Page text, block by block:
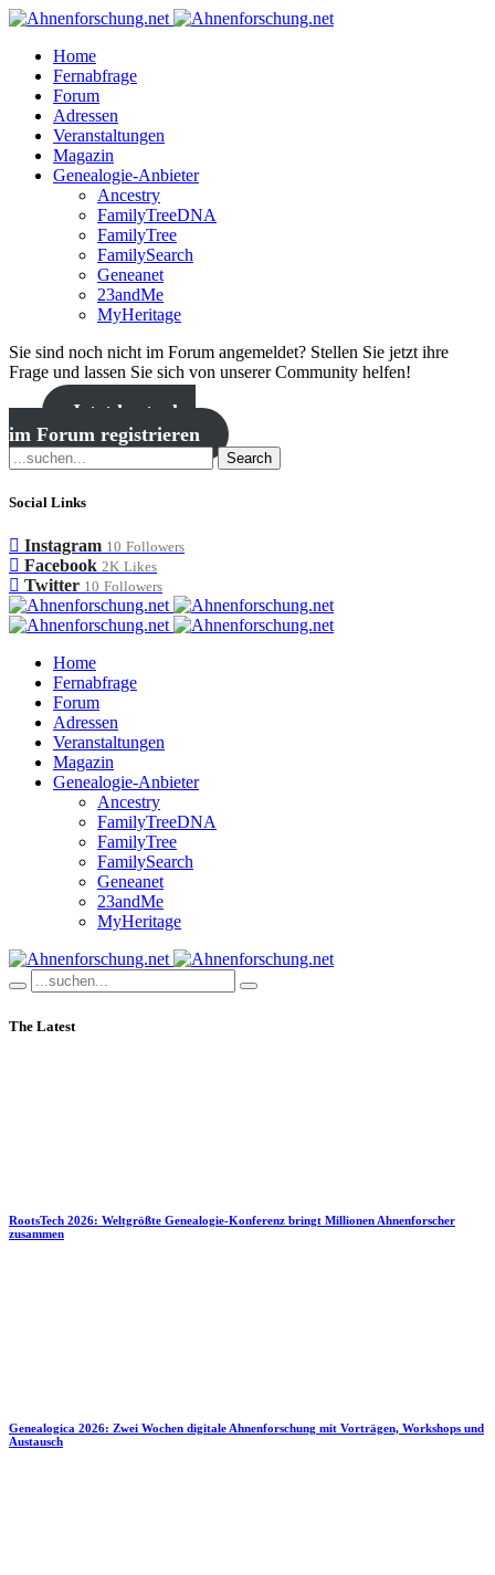
Home
Fernabfrage
Forum
Adressen
Veranstaltungen
Magazin
Genealogie-Anbieter
Ancestry
FamilyTreeDNA
FamilyTree
FamilySearch
Geneanet
23andMe
MyHeritage
Sie sind noch nicht im Forum angemeldet? Stellen Sie jetzt ihre
Frage und lassen Sie sich von unserer Community helfen!
Jetzt kostenlos
im Forum registrieren
Search
Social Links
Instagram 10 Followers
Facebook 2K Likes
Twitter 10 Followers
Home
Fernabfrage
Forum
Adressen
Veranstaltungen
Magazin
Genealogie-Anbieter
Ancestry
FamilyTreeDNA
FamilyTree
FamilySearch
Geneanet
23andMe
MyHeritage
The Latest
RootsTech 2026: Weltgrößte Genealogie-Konferenz bringt Millionen Ahnenforscher
zusammen
Genealogica 2026: Zwei Wochen digitale Ahnenforschung mit Vorträgen, Workshops und
Austausch